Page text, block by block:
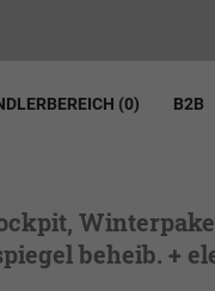
(0) B2B
beheib. +